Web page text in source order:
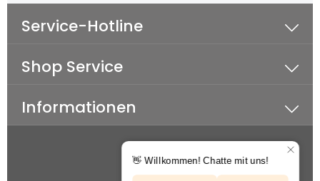
Service-Hotline
Shop Service
Informationen